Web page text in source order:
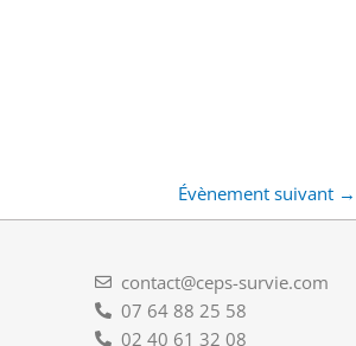
Évènement suivant →
contact@ceps-survie.com
07 64 88 25 58
02 40 61 32 08